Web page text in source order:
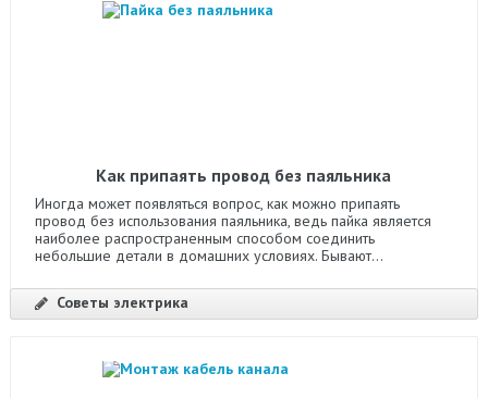
Как припаять провод без паяльника
Иногда может появляться вопрос, как можно припаять
провод без использования паяльника, ведь пайка является
наиболее распространенным способом соединить
небольшие детали в домашних условиях. Бывают...
Советы электрика